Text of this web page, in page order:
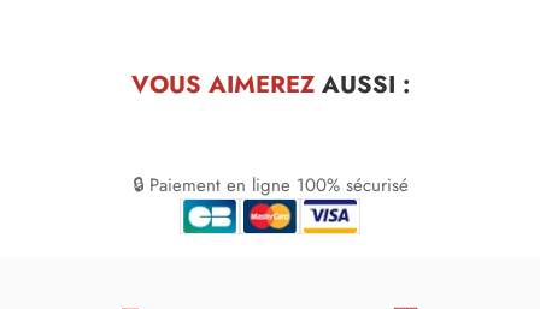
VOUS AIMEREZAUSSI :
🔒 Paiement en ligne 100% sécurisé